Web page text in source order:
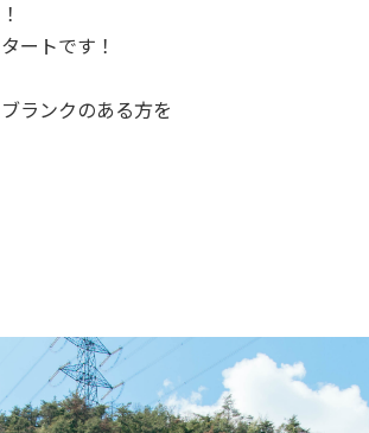
ートです！
ランクのある方を